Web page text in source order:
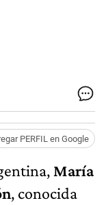
PERFIL en Google
María
, conocida